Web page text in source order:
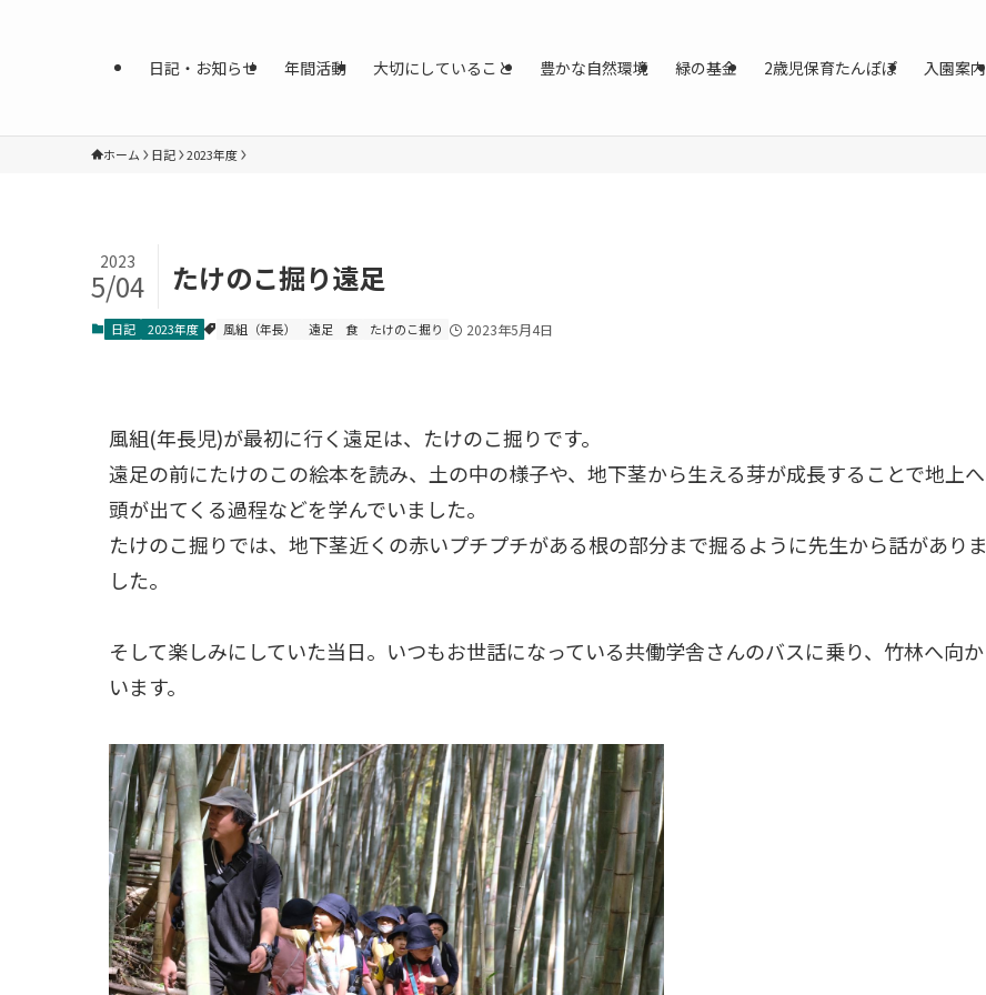
日記・お知らせ 年間活動 大切にしていること 豊かな自然環境 緑の基金 2歳児保育たんぽぽ 入園案内
ホーム 日記 2023年度
たけのこ掘り遠足
2023
5/04
日記 2023年度 風組（年長） 遠足 食 たけのこ掘り 2023年5月4日
風組(年長児)が最初に行く遠足は、たけのこ掘りです。
遠足の前にたけのこの絵本を読み、土の中の様子や、地下茎から生える芽が成長することで地上へ
頭が出てくる過程などを学んでいました。
たけのこ掘りでは、地下茎近くの赤いプチプチがある根の部分まで掘るように先生から話がありま
した。
そして楽しみにしていた当日。いつもお世話になっている共働学舎さんのバスに乗り、竹林へ向か
います。